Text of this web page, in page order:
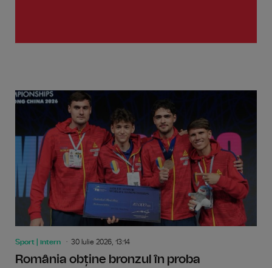
Sport | intern 30 Iulie 2026, 13:14
România obține bronzul în proba